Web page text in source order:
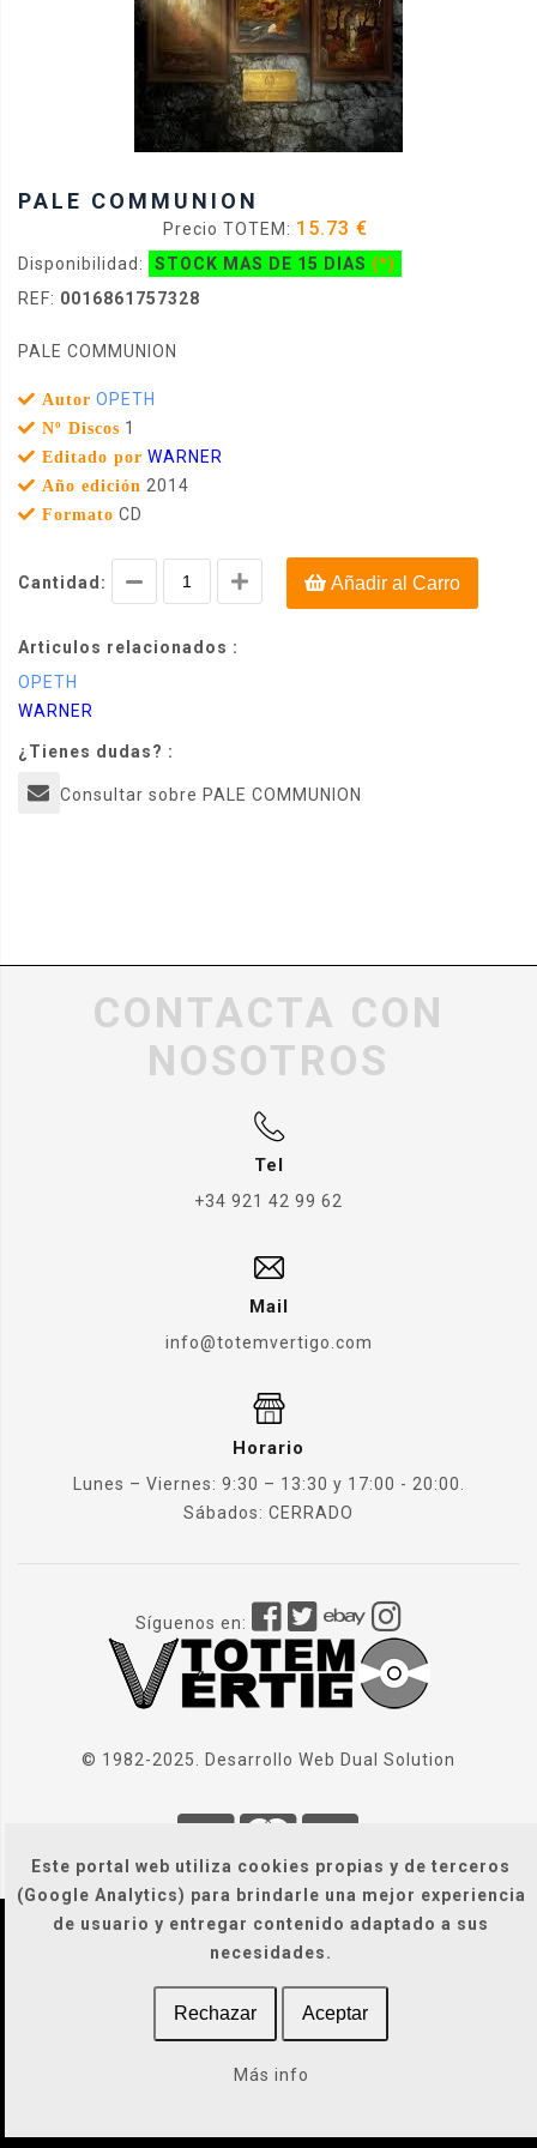
Este portal web utiliza cookies propias y de terceros
(Google Analytics) para brindarle una mejor experiencia
de usuario y entregar contenido adaptado a sus
necesidades.
Rechazar Aceptar
Más info
PALE COMMUNION
Precio TOTEM: 15.73 €
Disponibilidad: STOCK MAS DE 15 DIAS (*)
REF: 0016861757328
PALE COMMUNION
Autor OPETH
Nº Discos 1
Editado por WARNER
Año edición 2014
Formato CD
Cantidad: Añadir al Carro
Articulos relacionados :
OPETH
WARNER
¿Tienes dudas? :
Consultar sobre PALE COMMUNION
CONTACTA CON
NOSOTROS
Tel
+34 921 42 99 62
Mail
info@totemvertigo.com
Horario
Lunes – Viernes: 9:30 – 13:30 y 17:00 - 20:00.
Sábados: CERRADO
Síguenos en:
© 1982-2025. Desarrollo Web Dual Solution
| Condiciones Generales
Legal / Privacidad / Cookies / Accesibilidad